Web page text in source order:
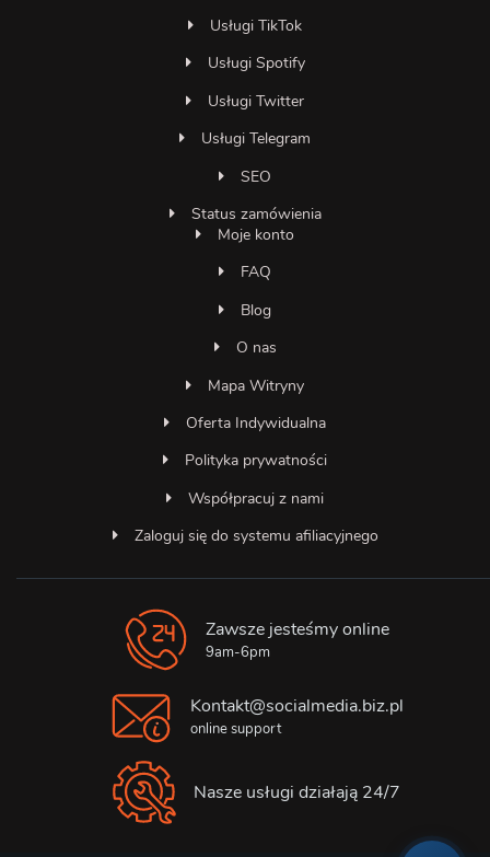
Asystent SocialMedia
Online — odpowiada natychmiast
Usługi TikTok
Usługi Spotify
Usługi Twitter
Usługi Telegram
SEO
Status zamówienia
Moje konto
FAQ
Blog
O nas
Mapa Witryny
Oferta Indywidualna
Polityka prywatności
Współpracuj z nami
Zaloguj się do systemu afiliacyjnego
Zawsze jesteśmy online
9am-6pm
Kontakt@socialmedia.biz.pl
online support
Nasze usługi działają 24/7